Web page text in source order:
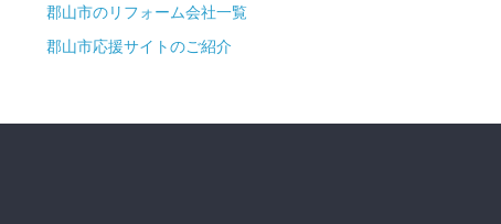
郡山市のリフォーム会社一覧
郡山市応援サイトのご紹介